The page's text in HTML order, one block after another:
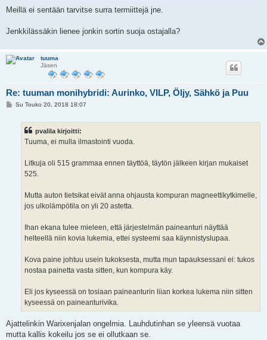
Meillä ei sentään tarvitse surra termiittejä jne.
Jenkkilässäkin lienee jonkin sortin suoja ostajalla?
tuuma
Jäsen
Re: tuuman monihybridi: Aurinko, VILP, Öljy, Sähkö ja Puu
VSu Touko 20, 2018 18:07
pvalila kirjoitti:
Tuuma, ei mulla ilmastointi vuoda.
Litkuja oli 515 grammaa ennen täyttöä, täytön jälkeen kirjan mukaiset
525.
Mutta auton tietsikat eivät anna ohjausta kompuran magneettikytkimelle,
jos ulkolämpötila on yli 20 astetta.
Ihan ekana tulee mieleen, että järjestelmän paineanturi näyttää
helteellä niin kovia lukemia, ettei systeemi saa käynnistyslupaa.
Kova paine johtuu usein tukoksesta, mutta mun tapauksessani ei: tukos
nostaa painetta vasta sitten, kun kompura käy.
Eli jos kyseessä on tosiaan paineanturin liian korkea lukema niin sitten
kyseessä on paineanturivika.
Ajattelinkin Warixenjalan ongelmia. Lauhdutinhan se yleensä vuotaa
mutta kallis kokeilu jos se ei ollutkaan se.